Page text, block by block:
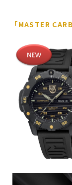
「MASTER